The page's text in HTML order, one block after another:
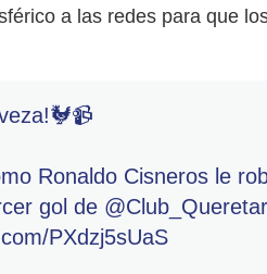
a las redes para que
Ronaldo Cisneros le
gol de
PXdzj5sUaS